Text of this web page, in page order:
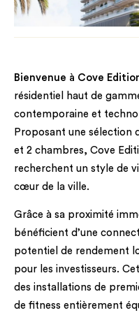
Bienvenue à Cove
résidentiel haut de
contemporaine et
Proposant une sélection
et 2 chambres, Cove
recherchent un style de
cœur de la ville.
Grâce à sa proximité
bénéficient d’une
potentiel de rendement
pour les investisseurs.
des installations de
de fitness entièrement